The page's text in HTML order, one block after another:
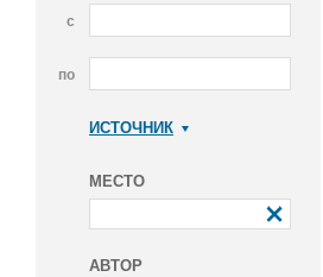
с
по
ИСТОЧНИК
МЕСТО
АВТОР